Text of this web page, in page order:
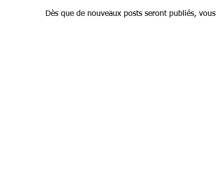
Dès que de nouveaux posts seront publiés,